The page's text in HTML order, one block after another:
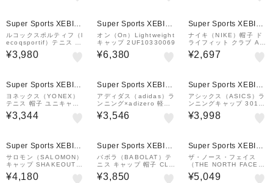
Super Sports XEBIO
&mall店
ルコックスポルティフ（l
ecoqsportif）テニス 帽
子 FAN AIRキャップ LN
5SCP10M WHNV
¥3,980
Super Sports XEBIO
&mall店
オン（On）Lightweight
キャップ 2UF10330069
¥6,380
Super Sports XEBIO
&mall店
ナイキ（NIKE）帽子 ド
ライフィット クラブ AB
FL P キャップ FB5682-
100
¥2,697
Super Sports XEBIO
&mall店
ヨネックス（YONEX）
テニス 帽子 ユニキャッ
プ 40112-554
¥3,344
Super Sports XEBIO
&mall店
アディダス（adidas）ラ
ンニング×adizero 軽量
クライマクールキャップ
KST09-JD1160
¥3,546
Super Sports XEBIO
&mall店
アシックス（ASICS）ラ
ンニングキャップ 3013
B329.001
¥3,998
Super Sports XEBIO
&mall店
サロモン（SALOMON）
キャップ SHAKEOUT L
C2764500
¥4,180
Super Sports XEBIO
&mall店
バボラ（BABOLAT）テ
ニス キャップ 帽子 CLU
B CAP BUC3710C WH
速乾
¥3,850
Super Sports XEBIO
&mall店
ザ・ノース・フェイス
（THE NORTH FACE）
ランシールドキャップ N
N02604 K
¥5,049